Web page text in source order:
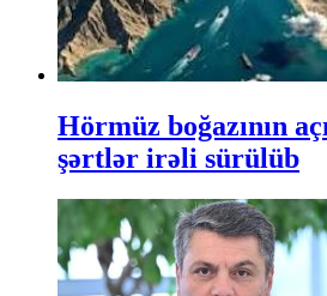
Hörmüz boğazının
şərtlər irəli sürülüb